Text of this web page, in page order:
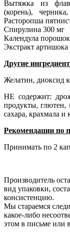
Вытяжка из
(корень),
Расторопша
Спирулина 300 мг
Календула
Экстракт
Другие
Желатин, диоксид
НЕ содержит:
продукты, глютен,
сахара, крахмала и
Рекомендации по
Принимать по 2
Производитель
вид упаковки,
консистенцию.
Мы стараемся
какое-либо
этом в письме или